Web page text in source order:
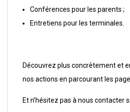
Conférences pour les parents ;
Entretiens pour les terminales.
Découvrez plus concrètement et
nos actions en parcourant les
Et n’hésitez pas à nous contacter